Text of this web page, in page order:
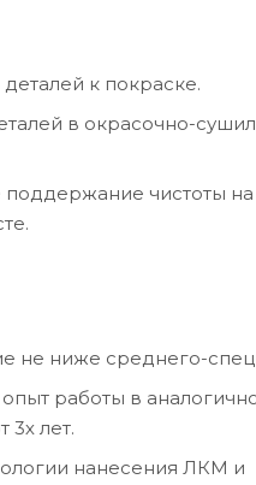
к покраске.
в окрасочно-
поддержание чистоты
не ниже среднего-
работы в
3х лет.
нанесения ЛКМ и